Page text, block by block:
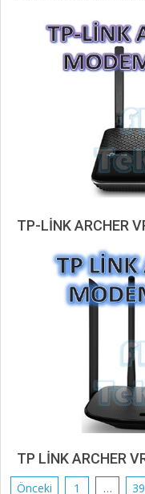
TP-LİNK ARCHER
TP LİNK ARCHER
2019-
Yazı
Önceki 1 … 39